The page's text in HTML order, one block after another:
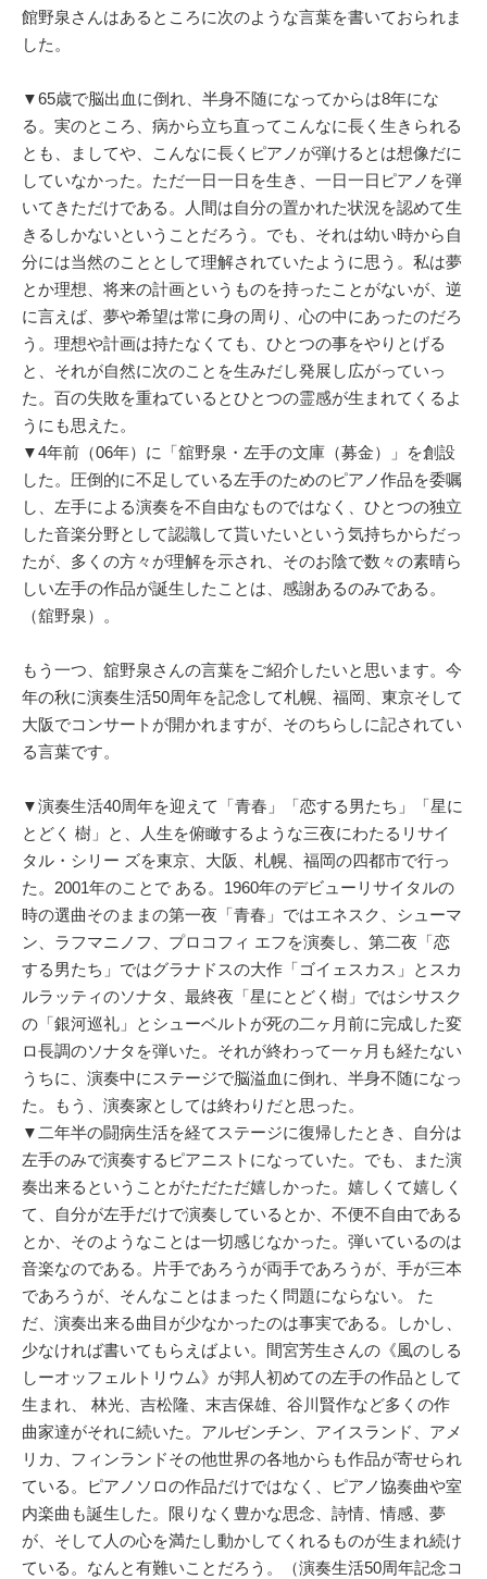
館野泉さんはあるところに次のような言葉を書いておられま
した。
▼65歳で脳出血に倒れ、半身不随になってからは8年にな
る。実のところ、病から立ち直ってこんなに長く生きられる
とも、ましてや、こんなに長くピアノが弾けるとは想像だに
していなかった。ただ一日一日を生き、一日一日ピアノを弾
いてきただけである。人間は自分の置かれた状況を認めて生
きるしかないということだろう。でも、それは幼い時から自
分には当然のこととして理解されていたように思う。私は夢
とか理想、将来の計画というものを持ったことがないが、逆
に言えば、夢や希望は常に身の周り、心の中にあったのだろ
う。理想や計画は持たなくても、ひとつの事をやりとげる
と、それが自然に次のことを生みだし発展し広がっていっ
た。百の失敗を重ねているとひとつの霊感が生まれてくるよ
うにも思えた。
▼4年前（06年）に「舘野泉・左手の文庫（募金）」を創設
した。圧倒的に不足している左手のためのピアノ作品を委嘱
し、左手による演奏を不自由なものではなく、ひとつの独立
した音楽分野として認識して貰いたいという気持ちからだっ
たが、多くの方々が理解を示され、そのお陰で数々の素晴ら
しい左手の作品が誕生したことは、感謝あるのみである。
（舘野泉）。
もう一つ、舘野泉さんの言葉をご紹介したいと思います。今
年の秋に演奏生活50周年を記念して札幌、福岡、東京そして
大阪でコンサートが開かれますが、そのちらしに記されてい
る言葉です。
▼演奏生活40周年を迎えて「青春」「恋する男たち」「星に
とどく 樹」と、人生を俯瞰するような三夜にわたるリサイ
タル・シリー ズを東京、大阪、札幌、福岡の四都市で行っ
た。2001年のことで ある。1960年のデビューリサイタルの
時の選曲そのままの第一夜「青春」ではエネスク、シューマ
ン、ラフマニノフ、プロコフィ エフを演奏し、第二夜「恋
する男たち」ではグラナドスの大作「ゴイェスカス」とスカ
ルラッティのソナタ、最終夜「星にとどく樹」ではシサスク
の「銀河巡礼」とシューベルトが死の二ヶ月前に完成した変
ロ長調のソナタを弾いた。それが終わって一ヶ月も経たない
うちに、演奏中にステージで脳溢血に倒れ、半身不随になっ
た。もう、演奏家としては終わりだと思った。
▼二年半の闘病生活を経てステージに復帰したとき、自分は
左手のみで演奏するピアニストになっていた。でも、また演
奏出来るということがただただ嬉しかった。嬉しくて嬉しく
て、自分が左手だけで演奏しているとか、不便不自由である
とか、そのようなことは一切感じなかった。弾いているのは
音楽なのである。片手であろうが両手であろうが、手が三本
であろうが、そんなことはまったく問題にならない。 た
だ、演奏出来る曲目が少なかったのは事実である。しかし、
少なければ書いてもらえばよい。間宮芳生さんの《風のしる
しーオッフェルトリウム》が邦人初めての左手の作品として
生まれ、 林光、吉松隆、末吉保雄、谷川賢作など多くの作
曲家達がそれに続いた。アルゼンチン、アイスランド、アメ
リカ、フィンランドその他世界の各地からも作品が寄せられ
ている。ピアノソロの作品だけではなく、ピアノ協奏曲や室
内楽曲も誕生した。限りなく豊かな思念、詩情、情感、夢
が、そして人の心を満たし動かしてくれるものが生まれ続け
ている。なんと有難いことだろう。（演奏生活50周年記念コ